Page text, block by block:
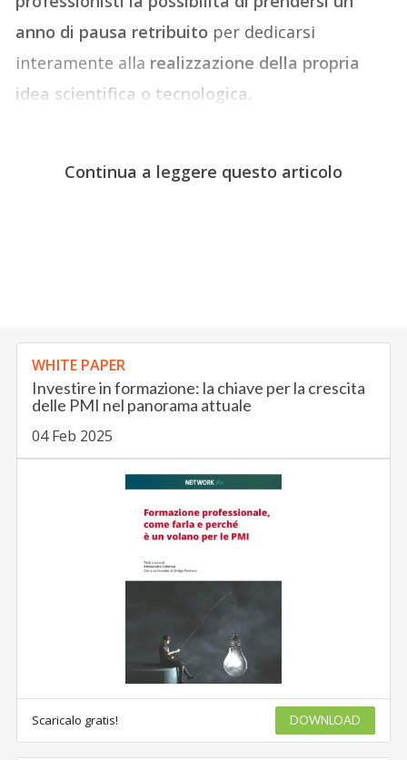
anno di pausa retribuito per dedicarsi
interamente alla realizzazione della propria
idea scientifica o tecnologica.
Continua a leggere questo articolo
WHITE PAPER
Investire in formazione: la chiave per la crescita
delle PMI nel panorama attuale
04 Feb 2025
Scaricalo gratis! DOWNLOAD